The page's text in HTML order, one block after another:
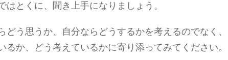
はとくに、聞き上手になりましょう。
どう思うか、自分ならどうするかを考えるのでなく、
るか、どう考えているかに寄り添ってみてください。